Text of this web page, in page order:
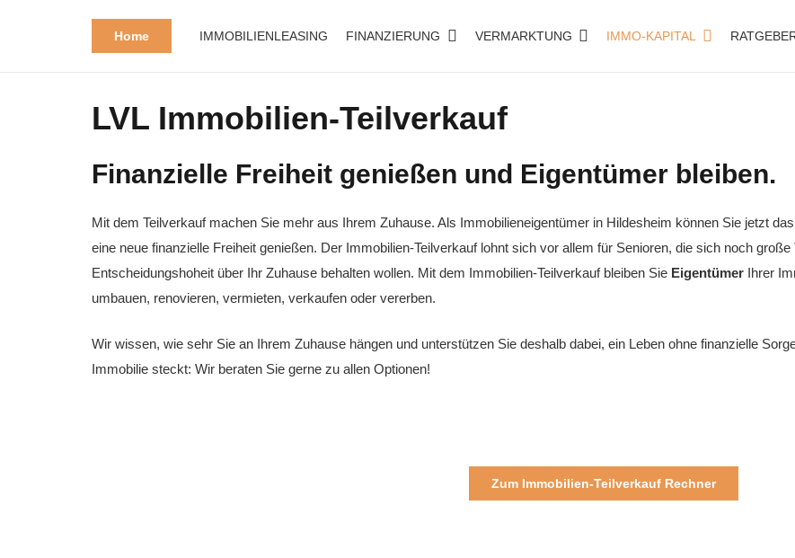
Home IMMOBILIENLEASING FINANZIERUNG VERMARKTUNG IMMO-KAPITAL
LVL Immobilien-Teilverkauf
Finanzielle Freiheit genießen und Eigentümer bleiben.
Mit dem Teilverkauf machen Sie mehr aus Ihrem Zuhause. Als Immobilieneigentümer in Hildesheim können Sie jetzt
eine neue finanzielle Freiheit genießen. Der Immobilien-Teilverkauf lohnt sich vor allem für Senioren, die sich noch
Entscheidungshoheit über Ihr Zuhause behalten wollen. Mit dem Immobilien-Teilverkauf bleiben Sie Eigentümer Ihrer
umbauen, renovieren, vermieten, verkaufen oder vererben.
Wir wissen, wie sehr Sie an Ihrem Zuhause hängen und unterstützen Sie deshalb dabei, ein Leben ohne finanzielle
Immobilie steckt: Wir beraten Sie gerne zu allen Optionen!
Zum Immobilien-Teilverkauf Rechner